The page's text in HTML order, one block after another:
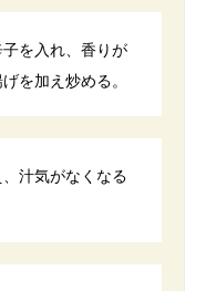
を入れ、香りが
を加え炒める。
汁気がなくなる